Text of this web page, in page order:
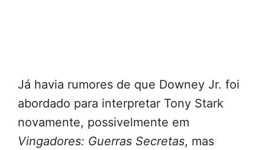
Já havia rumores de que Downey Jr. foi
abordado para interpretar Tony Stark
novamente, possivelmente em
Vingadores: Guerras Secretas, mas